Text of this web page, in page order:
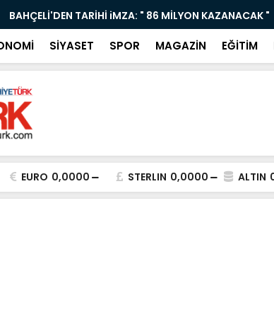
BAHÇELİ'DEN TARİHİ iMZA: " 86 MİLYON KAZANACAK "
SİYASET SPOR MAGAZİN EĞİTİM
EURO 0,0000 STERLIN 0,0000 ALTIN